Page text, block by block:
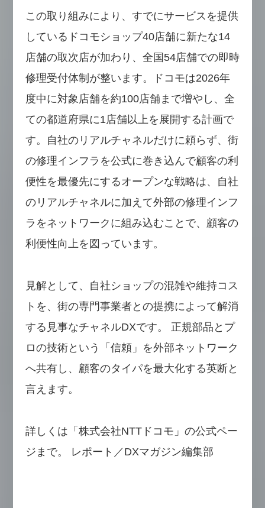
この取り組みにより、すでにサービスを提供
しているドコモショップ40店舗に新たな14
店舗の取次店が加わり、全国54店舗での即時
修理受付体制が整います。ドコモは2026年
度中に対象店舗を約100店舗まで増やし、全
ての都道府県に1店舗以上を展開する計画で
す。自社のリアルチャネルだけに頼らず、街
の修理インフラを公式に巻き込んで顧客の利
便性を最優先にするオープンな戦略は、自社
のリアルチャネルに加えて外部の修理インフ
ラをネットワークに組み込むことで、顧客の
利便性向上を図っています。
見解として、自社ショップの混雑や維持コス
トを、街の専門事業者との提携によって解消
する見事なチャネルDXです。 正規部品とプ
ロの技術という「信頼」を外部ネットワーク
へ共有し、顧客のタイパを最大化する英断と
言えます。
詳しくは「株式会社NTTドコモ」の公式ペー
ジまで。 レポート／DXマガジン編集部